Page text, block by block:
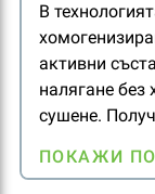
поддържа
растенията.
В
активни
налягане без
сушене.
2-7 mm след
ПОКАЖИ